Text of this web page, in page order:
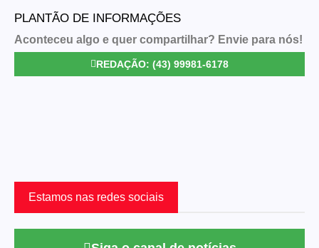
PLANTÃO DE INFORMAÇÕES
Aconteceu algo e quer compartilhar? Envie para nós!
REDAÇÃO: (43) 99981-6178
Estamos nas redes sociais